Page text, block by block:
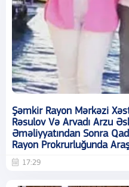
Şəmkir Rayon Mərkəzi
Rəsulov Və Arvadı Arzu
Əməliyyatından Sonra
Rayon Prokrurluğunda
17:29